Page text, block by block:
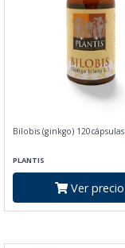
Bilobis (ginkgo) 120cápsulas
PLANTIS
Ver precio